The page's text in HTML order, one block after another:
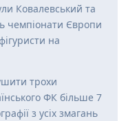
Ковалевський та
чемпіонати Європи
на
трохи
ФК більше 7
з усіх змагань